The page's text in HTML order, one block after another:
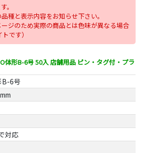
。
種と表示内容をお知らせ下さい。
ジのため実際の商品とは色味が異なる場合
です）
体形B-6号 50入 店舗用品 ピン・タグ付・プラ
B-6号
対応